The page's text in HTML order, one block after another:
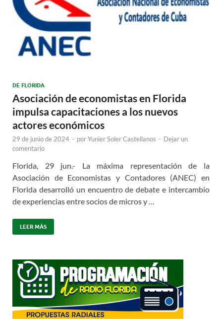
DE FLORIDA
Asociación de economistas en Florida
impulsa capacitaciones a los nuevos
actores económicos
29 de junio de 2024 - porYunier Soler Castellanos - Dejar un
comentario
Florida, 29 jun.- La máxima representación de la
Asociación de Economistas y Contadores (ANEC) en
Florida desarrolló un encuentro de debate e intercambio
de experiencias entre socios de micros y …
LEER MÁS